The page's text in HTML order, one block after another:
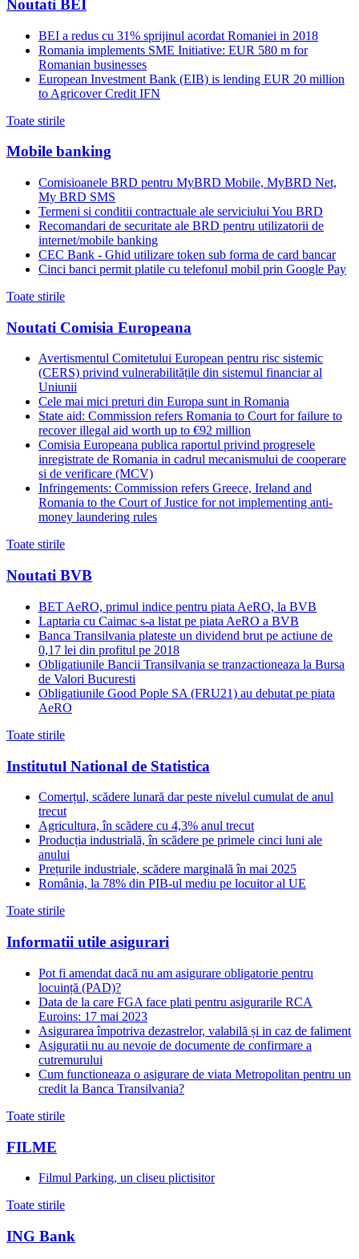
Noutati BEI
BEI a redus cu 31% sprijinul acordat Romaniei in 2018
Romania implements SME Initiative: EUR 580 m for
Romanian businesses
European Investment Bank (EIB) is lending EUR 20 million
to Agricover Credit IFN
Toate stirile
Mobile banking
Comisioanele BRD pentru MyBRD Mobile, MyBRD Net,
My BRD SMS
Termeni si conditii contractuale ale serviciului You BRD
Recomandari de securitate ale BRD pentru utilizatorii de
internet/mobile banking
CEC Bank - Ghid utilizare token sub forma de card bancar
Cinci banci permit platile cu telefonul mobil prin Google Pay
Toate stirile
Noutati Comisia Europeana
Avertismentul Comitetului European pentru risc sistemic
(CERS) privind vulnerabilitățile din sistemul financiar al
Uniunii
Cele mai mici preturi din Europa sunt in Romania
State aid: Commission refers Romania to Court for failure to
recover illegal aid worth up to €92 million
Comisia Europeana publica raportul privind progresele
inregistrate de Romania in cadrul mecanismului de cooperare
si de verificare (MCV)
Infringements: Commission refers Greece, Ireland and
Romania to the Court of Justice for not implementing anti-
money laundering rules
Toate stirile
Noutati BVB
BET AeRO, primul indice pentru piata AeRO, la BVB
Laptaria cu Caimac s-a listat pe piata AeRO a BVB
Banca Transilvania plateste un dividend brut pe actiune de
0,17 lei din profitul pe 2018
Obligatiunile Bancii Transilvania se tranzactioneaza la Bursa
de Valori Bucuresti
Obligatiunile Good Pople SA (FRU21) au debutat pe piata
AeRO
Toate stirile
Institutul National de Statistica
Comerțul, scădere lunară dar peste nivelul cumulat de anul
trecut
Agricultura, în scădere cu 4,3% anul trecut
Producția industrială, în scădere pe primele cinci luni ale
anului
Prețurile industriale, scădere marginală în mai 2025
România, la 78% din PIB-ul mediu pe locuitor al UE
Toate stirile
Informatii utile asigurari
Pot fi amendat dacă nu am asigurare obligatorie pentru
locuință (PAD)?
Data de la care FGA face plati pentru asigurarile RCA
Euroins: 17 mai 2023
Asigurarea împotriva dezastrelor, valabilă și in caz de faliment
Asiguratii nu au nevoie de documente de confirmare a
cutremurului
Cum functioneaza o asigurare de viata Metropolitan pentru un
credit la Banca Transilvania?
Toate stirile
FILME
Filmul Parking, un cliseu plictisitor
Toate stirile
ING Bank